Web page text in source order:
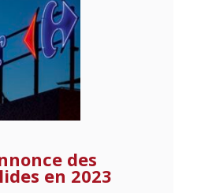
des
en 2023